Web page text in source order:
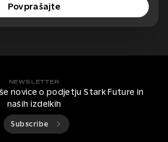
Povprašajte
NEWSLETTER
novice o podjetju Stark Future in
naših izdelkih
Subscribe